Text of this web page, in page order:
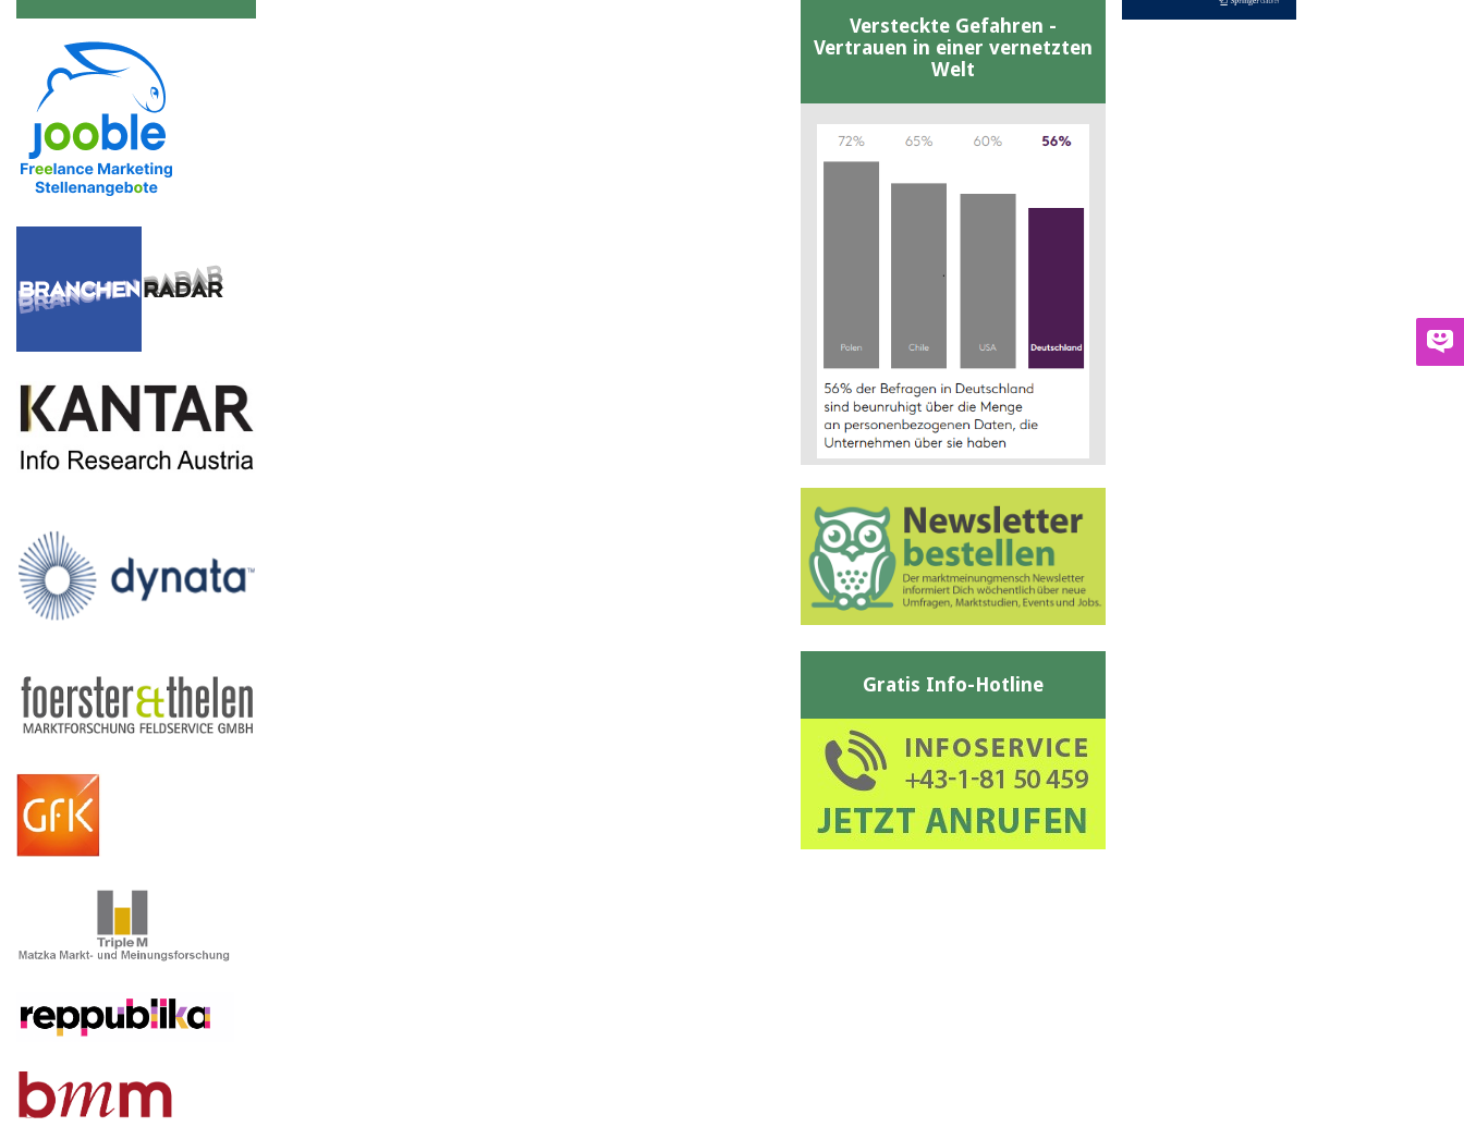
Versteckte Gefahren -
Vertrauen in einer vernetzten
Welt
Gratis Info-Hotline